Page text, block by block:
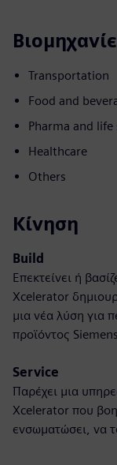
Transportation
Food and
Pharma and life
Healthcare
Others
Κίνηση
Build
Επεκτείνει ή
Xcelerator
μια νέα λύση για
προϊόντος
Service
Παρέχει μια
Xcelerator που
ενσωματώσει, να